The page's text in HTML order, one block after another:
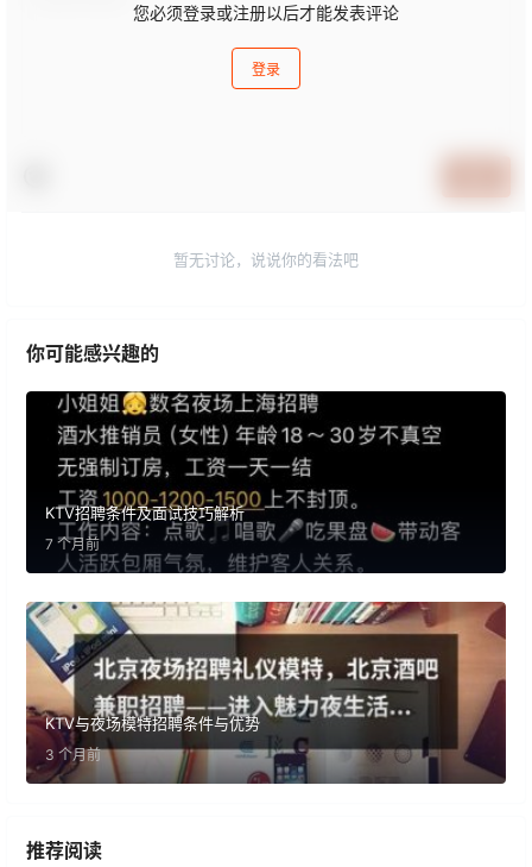
您必须登录或注册以后才能发表评论
登录
暂无讨论，说说你的看法吧
你可能感兴趣的
KTV招聘条件及面试技巧解析
7 个月前
KTV与夜场模特招聘条件与优势
3 个月前
推荐阅读